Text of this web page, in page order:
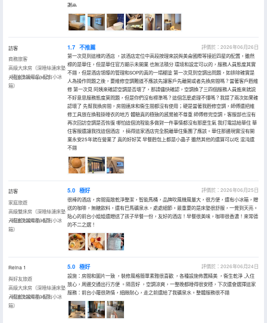
謝🙏
訪客
商務旅客
高級大床房（深睡絲漣床墊
+精油洗護用品+配有小冰
箱）
入住於2026年06月
1.7 不推薦
評價於：2026年06月26日
第一次見到這樣的酒店 ，該酒店定位中高段按理來説與美侖國際等接近四星的配置，雖然
標的是華住，但是華住官方顯示未開業 也無法積分 環境和設定可以的，服務人員態度其實
不錯，但是酒店領導的管理和SOP的真的一塌糊塗 第一次見到空調出問題，如排除確實是
人為操作問題之後，要維修空調難道不應該先讓客戶先離開或者先換房間嗎？當著客戶麪維
修 第一次見 阿姨來確認空調是否壞了，那請儘快確認，空調換了三四個服務人員進來就説
不好意思服務態度莫問題，但是你們沒有標準嗎？這個怎麼處理不懂嗎？我提了兩次如果確
認壞了 先幫我換房間，房間連床和衞生間都沒有使用；硬是當著我麪修空調，師傅還把維
修工具放在換鞋掛睡衣的地方 體驗真的極致的感覺被不尊重 師傅修完空調，客服部也沒有
再次回訪空調是否恢復 哪怕這個流程能多做對一件事情都沒有那麼生氣 我打電話給華住 華
住客服還讓我找這個酒店 ，搞得這家酒店完全脱離華住集團了應該。華住那邊現實沒有開
業永安25年就在營業了 真的好好笑 早餐麪包上都是小蟲子 雖然其他的還算可以吃 混沌還
不錯
訪客
家庭旅遊
高級雙床房（深睡絲漣床墊
+精油洗護用品+配有小冰
箱）
入住於2026年06月
5.0 極好
評價於：2026年06月25日
很棒的酒店，房間寬敞乾淨整潔，智能馬桶，品牌吹風機風量大，很方便，還有小冰箱，贈
送的咖啡，無糖飲料，還有巴馬礦泉水，處處細節。最重要的是床墊很舒服，一覺到天亮。
貼心的前台小姐姐還贈送了孩子早餐一份，友好的酒店！早餐很美味，咖啡很香濃！來常德
的不二之選！
Reina 1
與好友旅遊
高級大床房（深睡絲漣床墊
+精油洗護用品+配有小冰
箱）
入住於2026年06月
5.0 極好
評價於：2026年06月24日
設施：房間和圖片一致 ，裝修風格簡單素雅很喜歡 ，各種設施佈置精美 ，衞生乾淨 ,入住
放心，周邊交通出行方便 。隔音好 ，空調涼爽，一整晚都睡得很安穩，下次還會選擇這家
服務：前台小羅很熱情，細緻耐心，走之前還給了我礦泉水。整體服務很不錯